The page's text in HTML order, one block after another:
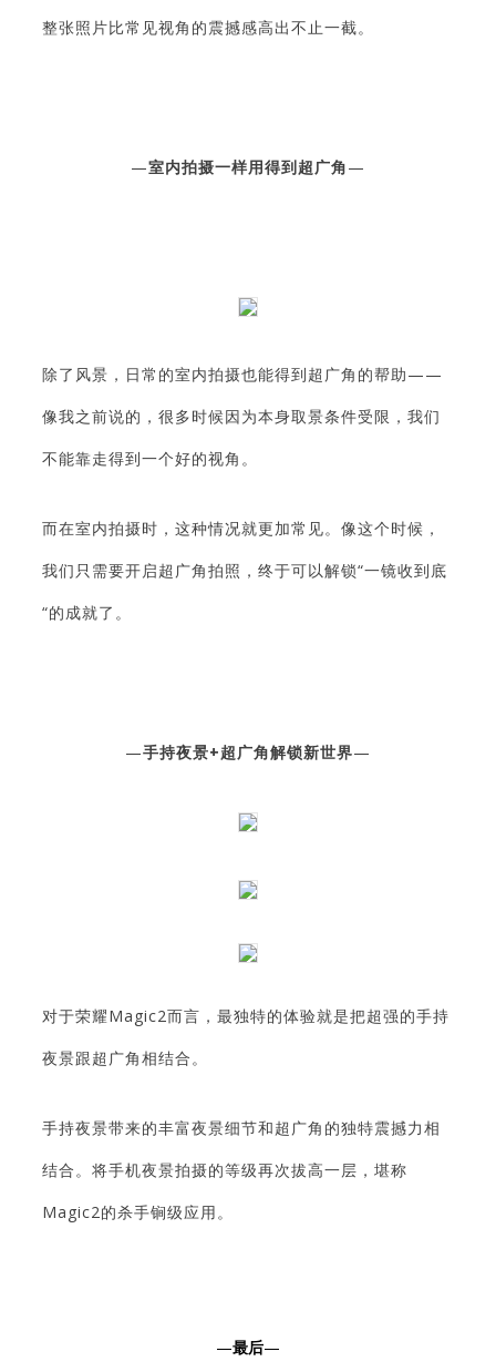
整张照片比常见视角的震撼感高出不止一截。
—室内拍摄一样用得到超广角—
除了风景，日常的室内拍摄也能得到超广角的帮助——
像我之前说的，很多时候因为本身取景条件受限，我们
不能靠走得到一个好的视角。
而在室内拍摄时，这种情况就更加常见。像这个时候，
我们只需要开启超广角拍照，终于可以解锁“一镜收到底
“的成就了。
—手持夜景+超广角解锁新世界—
对于荣耀Magic2而言，最独特的体验就是把超强的手持
夜景跟超广角相结合。
手持夜景带来的丰富夜景细节和超广角的独特震撼力相
结合。将手机夜景拍摄的等级再次拔高一层，堪称
Magic2的杀手锏级应用。
—最后—